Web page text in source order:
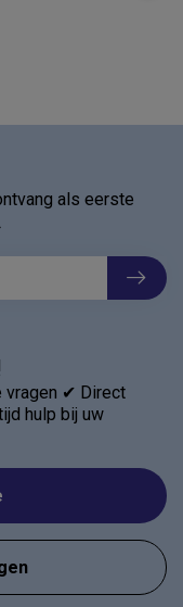
vragen ✔ Direct
hulp bij uw
als eerste